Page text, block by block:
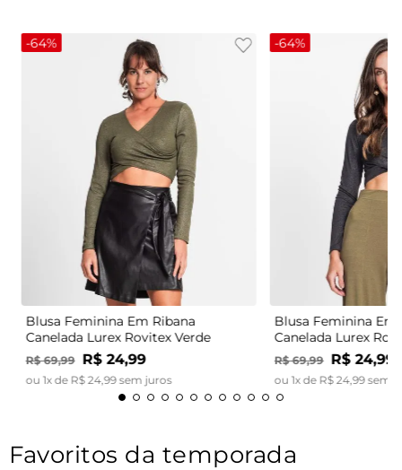
-64%
Blusa Feminina Em Ribana
Canelada Lurex Rovitex Verde
R$ 69,99 R$ 24,99
ou 1x de R$ 24,99sem juros
-64%
Blusa Feminina Em
Canelada Lurex
R$ 69,99 R$ 24,99
ou 1x de R$ 24,99sem
Favoritos da temporada